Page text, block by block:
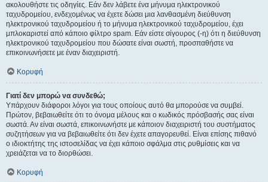
ακολουθήστε τις οδηγίες. Εάν δεν λάβετε ένα μήνυμα ηλεκτρονικού
ταχυδρομείου, ενδεχομένως να έχετε δώσει μια λανθασμένη διεύθυνση
ηλεκτρονικού ταχυδρομείου ή το μήνυμα ηλεκτρονικού ταχυδρομείου, έχει
μπλοκαριστεί από κάποιο φίλτρο spam. Εάν είστε σίγουρος (-η) ότι η διεύθυνση
ηλεκτρονικού ταχυδρομείου που δώσατε είναι σωστή, προσπαθήστε να
επικοινωνήσετε με έναν διαχειριστή.
Κορυφή
Γιατί δεν μπορώ να συνδεθώ;
Υπάρχουν διάφοροι λόγοι για τους οποίους αυτό θα μπορούσε να συμβεί.
Πρώτον, βεβαιωθείτε ότι το όνομα μέλους και ο κωδικός πρόσβασής σας είναι
σωστά. Αν είναι σωστά, επικοινωνήστε με κάποιον διαχειριστή του συστήματος
συζητήσεων για να βεβαιωθείτε ότι δεν έχετε απαγορευθεί. Είναι επίσης πιθανό
ο ιδιοκτήτης της ιστοσελίδας να έχει κάποιο σφάλμα στις ρυθμίσεις και να
χρειάζεται να το διορθώσει.
Κορυφή